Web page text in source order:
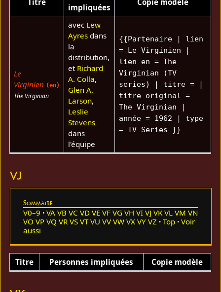
impliquées
Le
Virginien (en)
The Virginian
avec Lew
Ayresdans
la
distribution,
et Richard
A. Colla,
Glen A.
Larson,
Leslie
Stevens
dans
l'équipe
{{Partenaire | lien
= Le Virginien |
lien en = The
Virginian (TV
series) | titre = |
titre original =
The Virginian |
année = 1962 | type
= TV Series }}
VJ
Sommaire
V0–9 VA VB VC VD VE VF VG VH VI VJ VK VL VM VN
VO VP VQ VR VS VT VU VV VW VX VY VZ Top
Voir
aussi
Titre Personnes impliquées Copie modèle